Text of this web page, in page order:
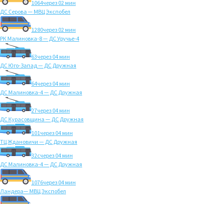
1064через 02 мин
ДС Серова — МВЦ Экспобел
1280через 02 мин
РК Малиновка-8 — ДС Уручье-4
63через 04 мин
ДС Юго-Запад — ДС Дружная
64через 04 мин
ДС Малиновка-4 — ДС Дружная
27через 04 мин
ДС Курасовщина — ДС Дружная
101через 04 мин
ТЦ Ждановичи — ДС Дружная
32счерез 04 мин
ДС Малиновка-4 — ДС Дружная
1076через 04 мин
Ландера— МВЦ Экспобел